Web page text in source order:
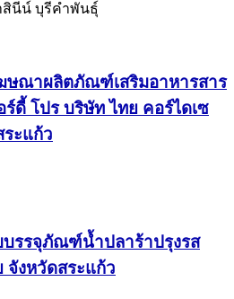
สินีน์ บุรีคำพันธุ์
ษณาผลิตภัณฑ์เสริมอาหารสาร
ร์ดี้ โปร บริษัท ไทย คอร์ไดเซ
ะแก้ว
รรจุภัณฑ์น้ำปลาร้าปรุงรส
จังหวัดสระแก้ว